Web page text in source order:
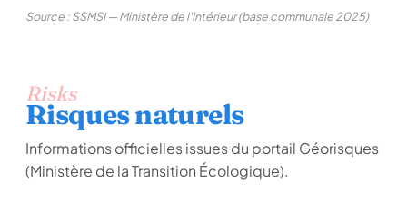
Source : SSMSI — Ministère de l'Intérieur (base communale 2025)
Risks
Risques naturels
Informations officielles issues du portail Géorisques
(Ministère de la Transition Écologique).